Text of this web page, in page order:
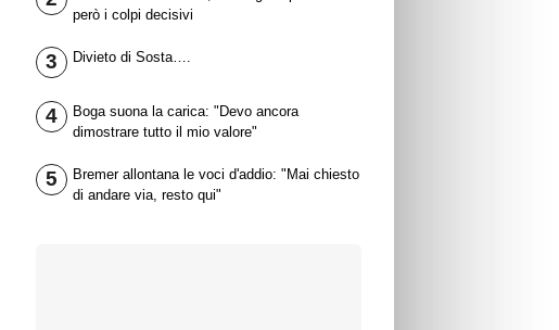
però i colpi decisivi
3 Divieto di Sosta….
4
Boga suona la carica: "Devo ancora
dimostrare tutto il mio valore"
5
Bremer allontana le voci d'addio: "Mai chiesto
di andare via, resto qui"